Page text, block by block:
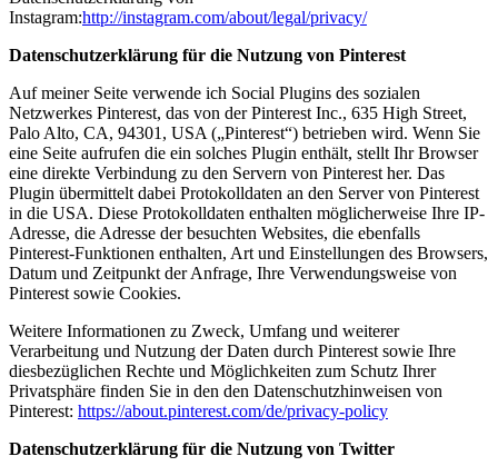
Instagram:http://instagram.com/about/legal/privacy/
Datenschutzerklärung für die Nutzung von Pinterest
Auf meiner Seite verwende ich Social Plugins des sozialen
Netzwerkes Pinterest, das von der Pinterest Inc., 635 High Street,
Palo Alto, CA, 94301, USA („Pinterest“) betrieben wird. Wenn Sie
eine Seite aufrufen die ein solches Plugin enthält, stellt Ihr Browser
eine direkte Verbindung zu den Servern von Pinterest her. Das
Plugin übermittelt dabei Protokolldaten an den Server von Pinterest
in die USA. Diese Protokolldaten enthalten möglicherweise Ihre IP-
Adresse, die Adresse der besuchten Websites, die ebenfalls
Pinterest-Funktionen enthalten, Art und Einstellungen des Browsers,
Datum und Zeitpunkt der Anfrage, Ihre Verwendungsweise von
Pinterest sowie Cookies.
Weitere Informationen zu Zweck, Umfang und weiterer
Verarbeitung und Nutzung der Daten durch Pinterest sowie Ihre
diesbezüglichen Rechte und Möglichkeiten zum Schutz Ihrer
Privatsphäre finden Sie in den den Datenschutzhinweisen von
Pinterest: https://about.pinterest.com/de/privacy-policy
Datenschutzerklärung für die Nutzung von Twitter